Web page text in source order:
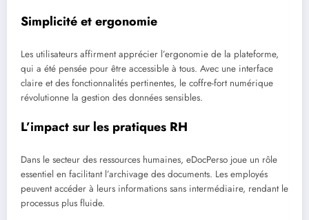
Simplicité et ergonomie
Les utilisateurs affirment apprécier l’ergonomie de la plateforme,
qui a été pensée pour être accessible à tous. Avec une interface
claire et des fonctionnalités pertinentes, le coffre-fort numérique
révolutionne la gestion des données sensibles.
L’impact sur les pratiques RH
Dans le secteur des ressources humaines, eDocPerso joue un rôle
essentiel en facilitant l’archivage des documents. Les employés
peuvent accéder à leurs informations sans intermédiaire, rendant le
processus plus fluide.